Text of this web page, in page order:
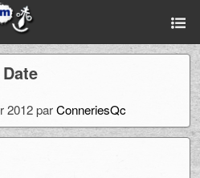
Date
2012 parConneriesQc